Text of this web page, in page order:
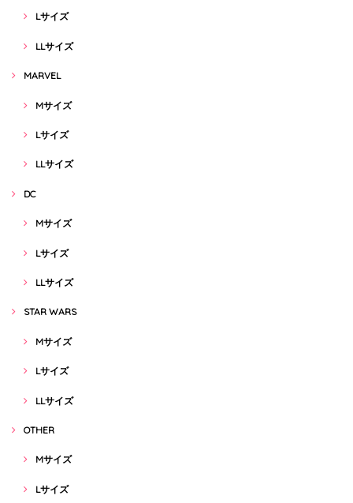
Lサイズ
LLサイズ
MARVEL
Mサイズ
Lサイズ
LLサイズ
DC
Mサイズ
Lサイズ
LLサイズ
STAR WARS
Mサイズ
Lサイズ
LLサイズ
OTHER
Mサイズ
Lサイズ